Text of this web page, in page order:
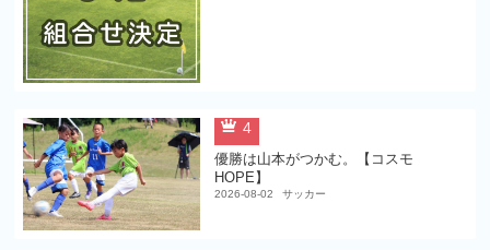
4
優勝は山本がつかむ。【コスモ
HOPE】
2026-08-02 サッカー